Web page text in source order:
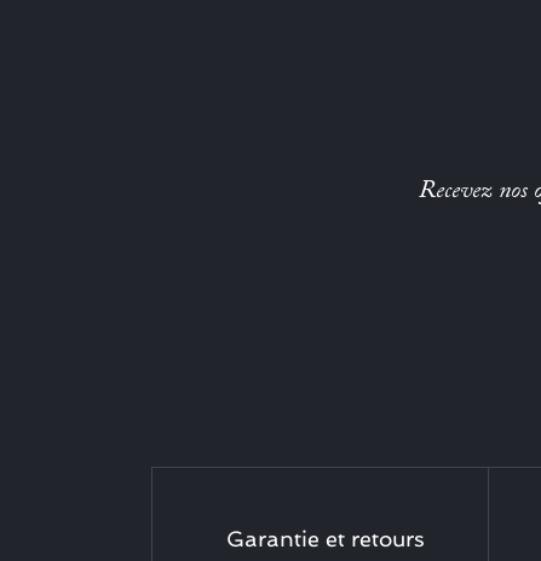
Recevez nos
Garantie et retours